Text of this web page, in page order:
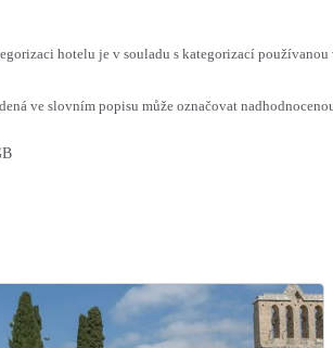
hotelu je v souladu s kategorizací
ve slovním popisu může označovat